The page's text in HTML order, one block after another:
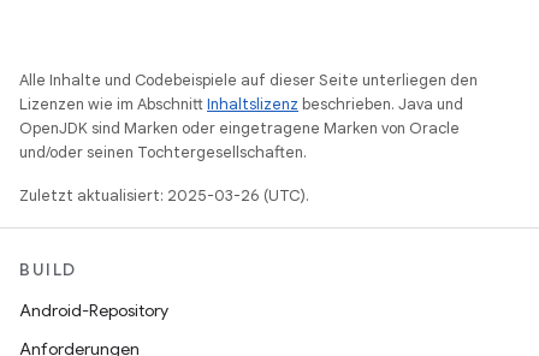
Alle Inhalte und Codebeispiele auf dieser Seite unterliegen den
Lizenzen wie im AbschnittInhaltslizenz beschrieben. Java und
OpenJDK sind Marken oder eingetragene Marken von Oracle
und/oder seinen Tochtergesellschaften.
Zuletzt aktualisiert: 2025-03-26 (UTC).
BUILD
Android-Repository
Anforderungen